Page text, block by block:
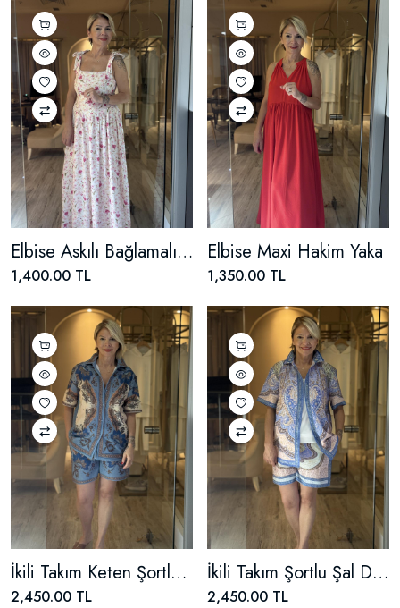
Elbise Askılı Bağlamalı Çiçek Desenli
1,400.00 TL
Elbise Maxi Hakim Yaka
1,350.00 TL
İkili Takım Keten Şortlu Yaprak Desenli
2,450.00 TL
İkili Takım Şortlu Şal Desenli
2,450.00 TL